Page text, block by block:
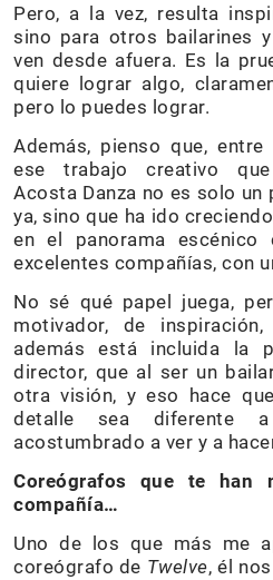
Pero, a la vez, resulta
sino para otros bailarines
ven desde afuera. Es la
quiere lograr algo,
pero lo puedes lograr.
Además, pienso que,
ese trabajo creativo
Acosta Danza no es solo
ya, sino que ha ido
en el panorama escénico
excelentes compañías, con
No sé qué papel juega,
motivador, de
además está incluida la
director, que al ser un
otra visión, y eso hace
detalle sea diferente
acostumbrado a ver y a
Coreógrafos que te han
compañía…
Uno de los que más me
coreógrafo de Twelve, él